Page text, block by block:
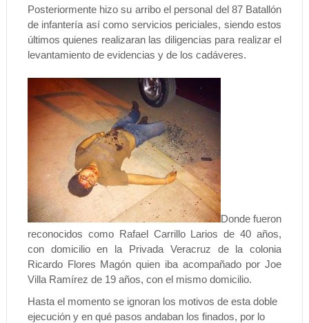
Posteriormente hizo su arribo el personal del 87 Batallón
de infantería así como servicios periciales, siendo estos
últimos quienes realizaran las diligencias para realizar el
levantamiento de evidencias y de los cadáveres.
Donde fueron
reconocidos como Rafael Carrillo Larios de 40 años,
con domicilio en la Privada Veracruz de la colonia
Ricardo Flores Magón quien iba acompañado por Joe
Villa Ramírez de 19 años, con el mismo domicilio.
Hasta el momento se ignoran los motivos de esta doble
ejecución y en qué pasos andaban los finados, por lo